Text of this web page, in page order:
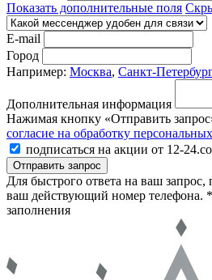
Показать дополнительные поля
E-mail
Город
Например: Москва, Санкт-
Дополнительная информация
Нажимая кнопку «Отправить
согласие на обработку
подписаться на акции от 12-
Отправить запрос
Для быстрого ответа на ваш запрос,
ваш действующий номер телефона.
заполнения